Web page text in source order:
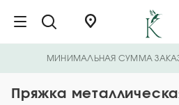
МИНИМАЛЬНАЯ СУММА
Пряжка